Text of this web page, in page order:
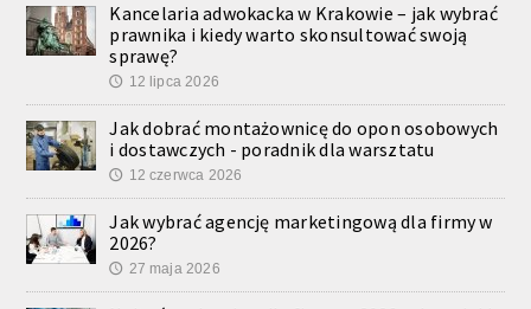
Kancelaria adwokacka w Krakowie – jak wybrać
prawnika i kiedy warto skonsultować swoją
sprawę?
🕔 12 lipca 2026
Jak dobrać montażownicę do opon osobowych
i dostawczych - poradnik dla warsztatu
🕔 12 czerwca 2026
Jak wybrać agencję marketingową dla firmy w
2026?
🕔 27 maja 2026